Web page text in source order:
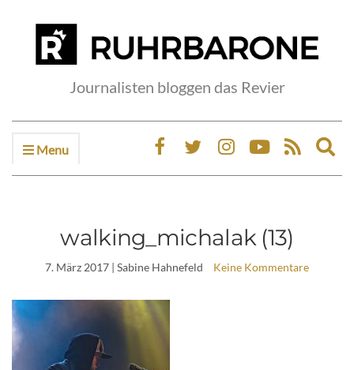
Journalisten bloggen das Revier
Menu
walking_michalak (13)
7. März 2017 | Sabine Hahnefeld Keine Kommentare